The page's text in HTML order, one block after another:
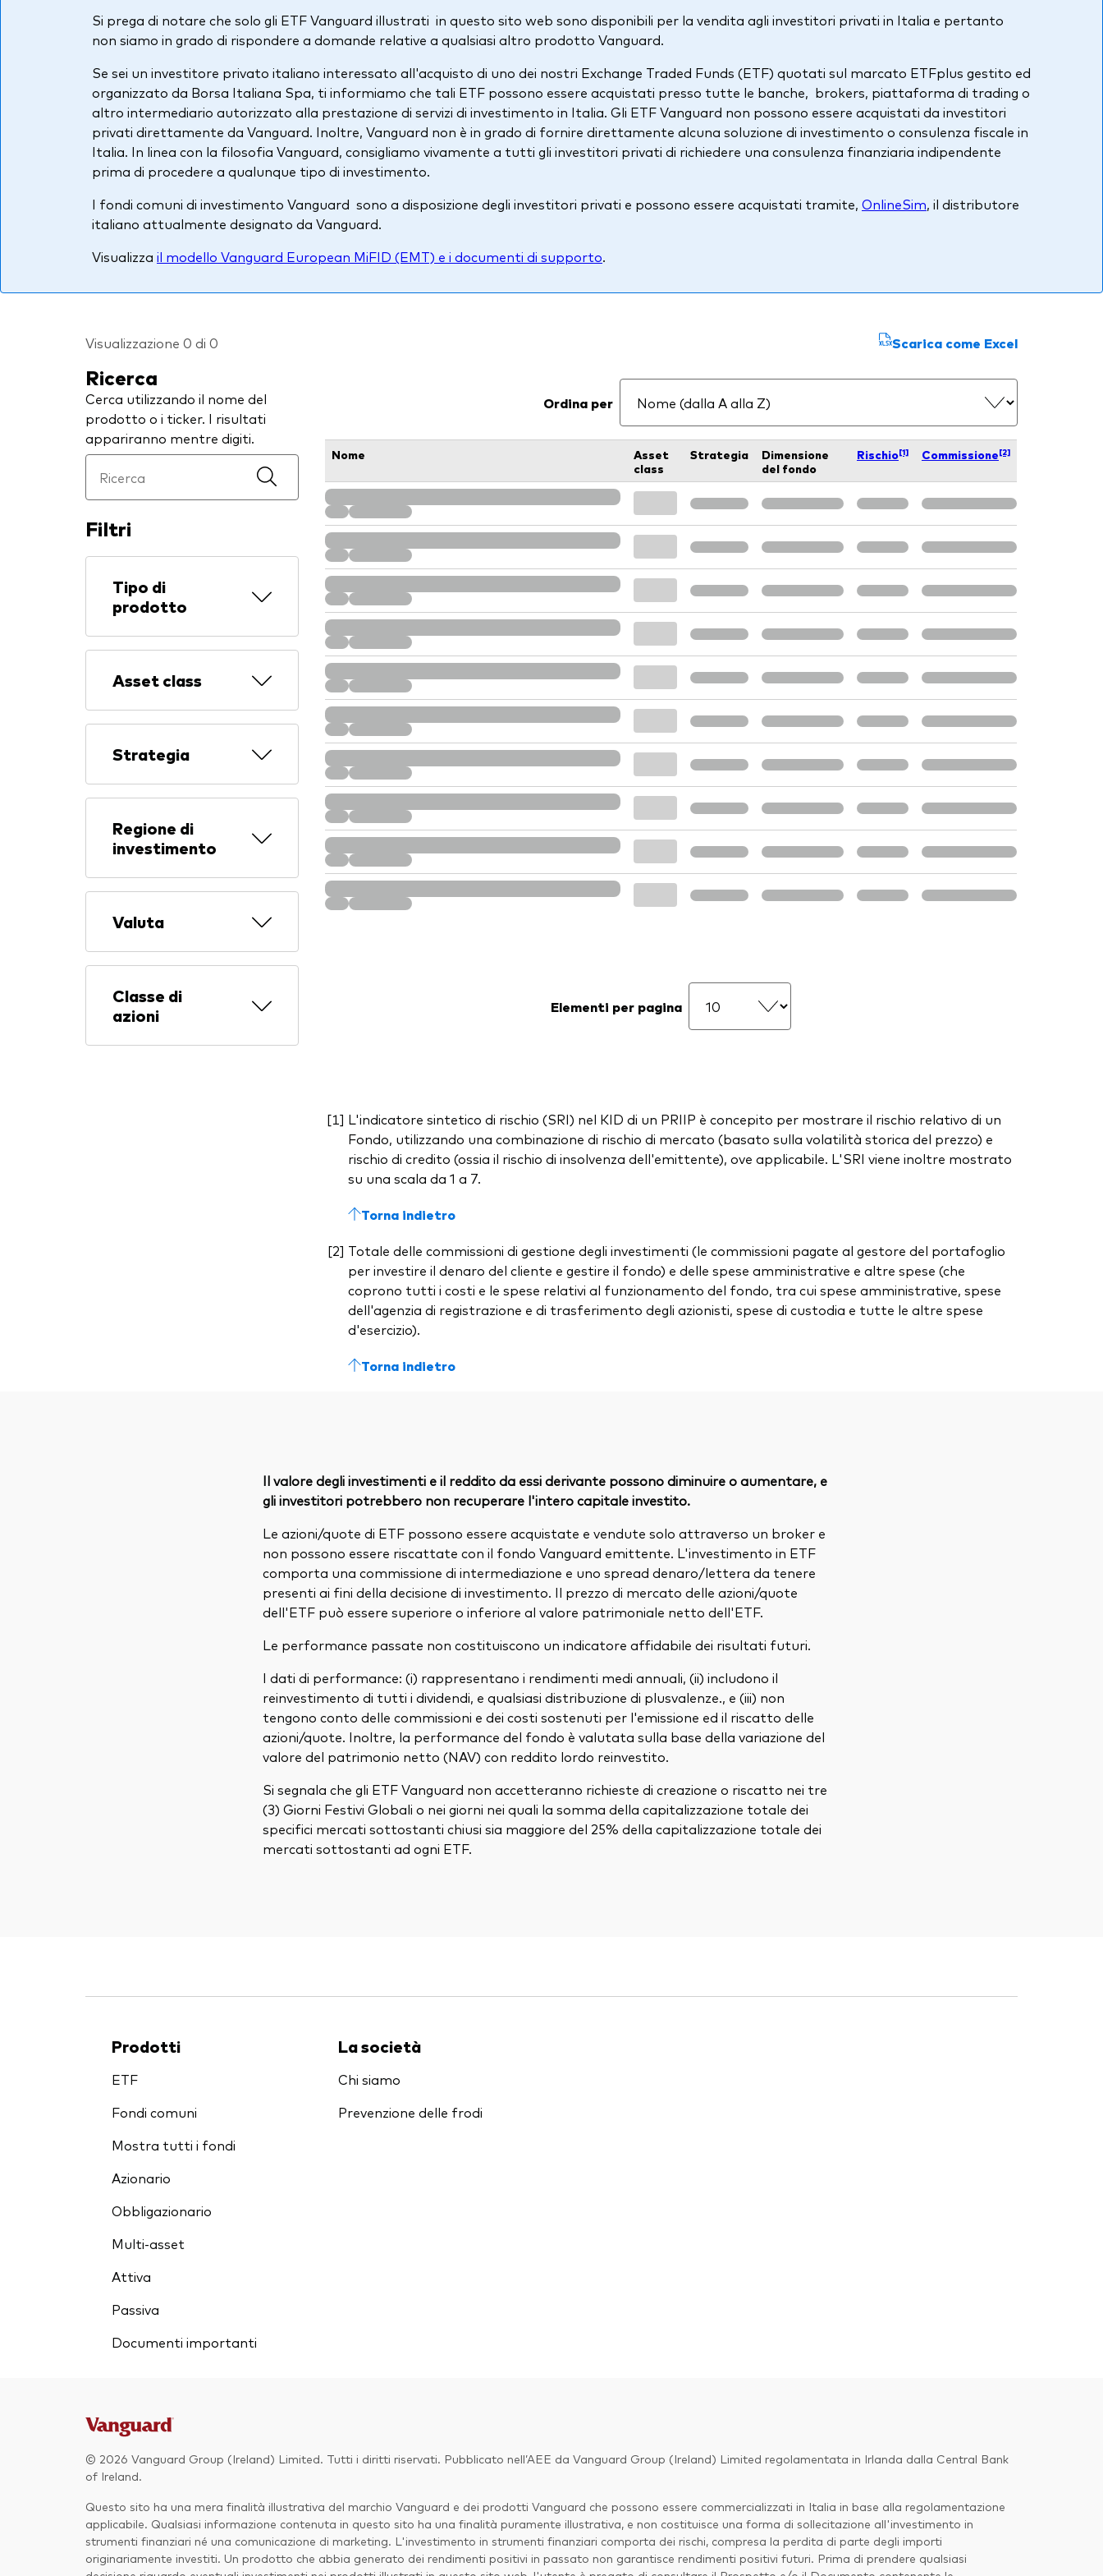
Si prega di notare che solo gli ETF Vanguard illustrati in questo sito web sono disponibili per la vendita agli investitori privati in Italia e pertanto
non siamo in grado di rispondere a domande relative a qualsiasi altro prodotto Vanguard.
Se sei un investitore privato italiano interessato all'acquisto di uno dei nostri Exchange Traded Funds (ETF) quotati sul marcato ETFplus gestito ed
organizzato da Borsa Italiana Spa, ti informiamo che tali ETF possono essere acquistati presso tutte le banche, brokers, piattaforma di trading o
altro intermediario autorizzato alla prestazione di servizi di investimento in Italia. Gli ETF Vanguard non possono essere acquistati da investitori
privati direttamente da Vanguard. Inoltre, Vanguard non è in grado di fornire direttamente alcuna soluzione di investimento o consulenza fiscale in
Italia. In linea con la filosofia Vanguard, consigliamo vivamente a tutti gli investitori privati di richiedere una consulenza finanziaria indipendente
prima di procedere a qualunque tipo di investimento.
I fondi comuni di investimento Vanguard sono a disposizione degli investitori privati e possono essere acquistati tramite, OnlineSim, il distributore
italiano attualmente designato da Vanguard.
Visualizza il modello Vanguard European MiFID (EMT) e i documenti di supporto.
Visualizzazione 0 di 0
Ricerca
Cerca utilizzando il nome del
prodotto o i ticker. I risultati
appariranno mentre digiti.
Filtri
Tipo di
prodotto
Asset class
Strategia
Regione di
investimento
Valuta
Classe di
azioni
Scarica come Excel
Ordina per
Nome
Asset
class
Strategia
Dimensione
del fondo
Rischio[1] Commissione[2]
Elementi per pagina
L'indicatore sintetico di rischio (SRI) nel KID di un PRIIP è concepito per mostrare il rischio relativo di un
Fondo, utilizzando una combinazione di rischio di mercato (basato sulla volatilità storica del prezzo) e
rischio di credito (ossia il rischio di insolvenza dell'emittente), ove applicabile. L'SRI viene inoltre mostrato
su una scala da 1 a 7.
Torna indietro
Totale delle commissioni di gestione degli investimenti (le commissioni pagate al gestore del portafoglio
per investire il denaro del cliente e gestire il fondo) e delle spese amministrative e altre spese (che
coprono tutti i costi e le spese relativi al funzionamento del fondo, tra cui spese amministrative, spese
dell'agenzia di registrazione e di trasferimento degli azionisti, spese di custodia e tutte le altre spese
d'esercizio).
Torna indietro
Il valore degli investimenti e il reddito da essi derivante possono diminuire o aumentare, e
gli investitori potrebbero non recuperare l'intero capitale investito.
Le azioni/quote di ETF possono essere acquistate e vendute solo attraverso un broker e
non possono essere riscattate con il fondo Vanguard emittente. L'investimento in ETF
comporta una commissione di intermediazione e uno spread denaro/lettera da tenere
presenti ai fini della decisione di investimento. Il prezzo di mercato delle azioni/quote
dell'ETF può essere superiore o inferiore al valore patrimoniale netto dell'ETF.
Le performance passate non costituiscono un indicatore affidabile dei risultati futuri.
I dati di performance: (i) rappresentano i rendimenti medi annuali, (ii) includono il
reinvestimento di tutti i dividendi, e qualsiasi distribuzione di plusvalenze., e (iii) non
tengono conto delle commissioni e dei costi sostenuti per l'emissione ed il riscatto delle
azioni/quote. Inoltre, la performance del fondo è valutata sulla base della variazione del
valore del patrimonio netto (NAV) con reddito lordo reinvestito.
Si segnala che gli ETF Vanguard non accetteranno richieste di creazione o riscatto nei tre
(3) Giorni Festivi Globali o nei giorni nei quali la somma della capitalizzazione totale dei
specifici mercati sottostanti chiusi sia maggiore del 25% della capitalizzazione totale dei
mercati sottostanti ad ogni ETF.
Prodotti
ETF
Fondi comuni
Mostra tutti i fondi
Azionario
Obbligazionario
Multi-asset
Attiva
Passiva
Documenti importanti
La società
Chi siamo
Prevenzione delle frodi
© 2026 Vanguard Group (Ireland) Limited. Tutti i diritti riservati. Pubblicato nell’AEE da Vanguard Group (Ireland) Limited regolamentata in Irlanda dalla Central Bank
of Ireland.
Questo sito ha una mera finalità illustrativa del marchio Vanguard e dei prodotti Vanguard che possono essere commercializzati in Italia in base alla regolamentazione
applicabile. Qualsiasi informazione contenuta in questo sito ha una finalità puramente illustrativa, e non costituisce una forma di sollecitazione all'investimento in
strumenti finanziari né una comunicazione di marketing. L'investimento in strumenti finanziari comporta dei rischi, compresa la perdita di parte degli importi
originariamente investiti. Un prodotto che abbia generato dei rendimenti positivi in passato non garantisce rendimenti positivi futuri. Prima di prendere qualsiasi